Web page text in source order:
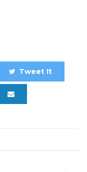
Tweet It